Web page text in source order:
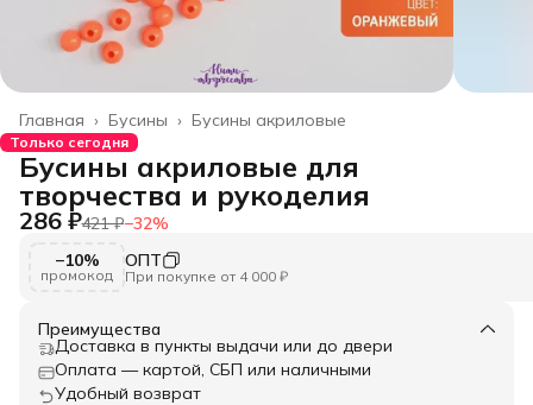
Бусины акриловые
Бусины ›
Главная ›
Только сегодня
Бусины акриловые для
творчества и рукоделия
286 ₽421 ₽−32%
−10%
промокод
ОПТ
При покупке от 4 000 ₽
Преимущества
Доставка в пункты выдачи или до двери
Оплата — картой, СБП или наличными
Удобный возврат